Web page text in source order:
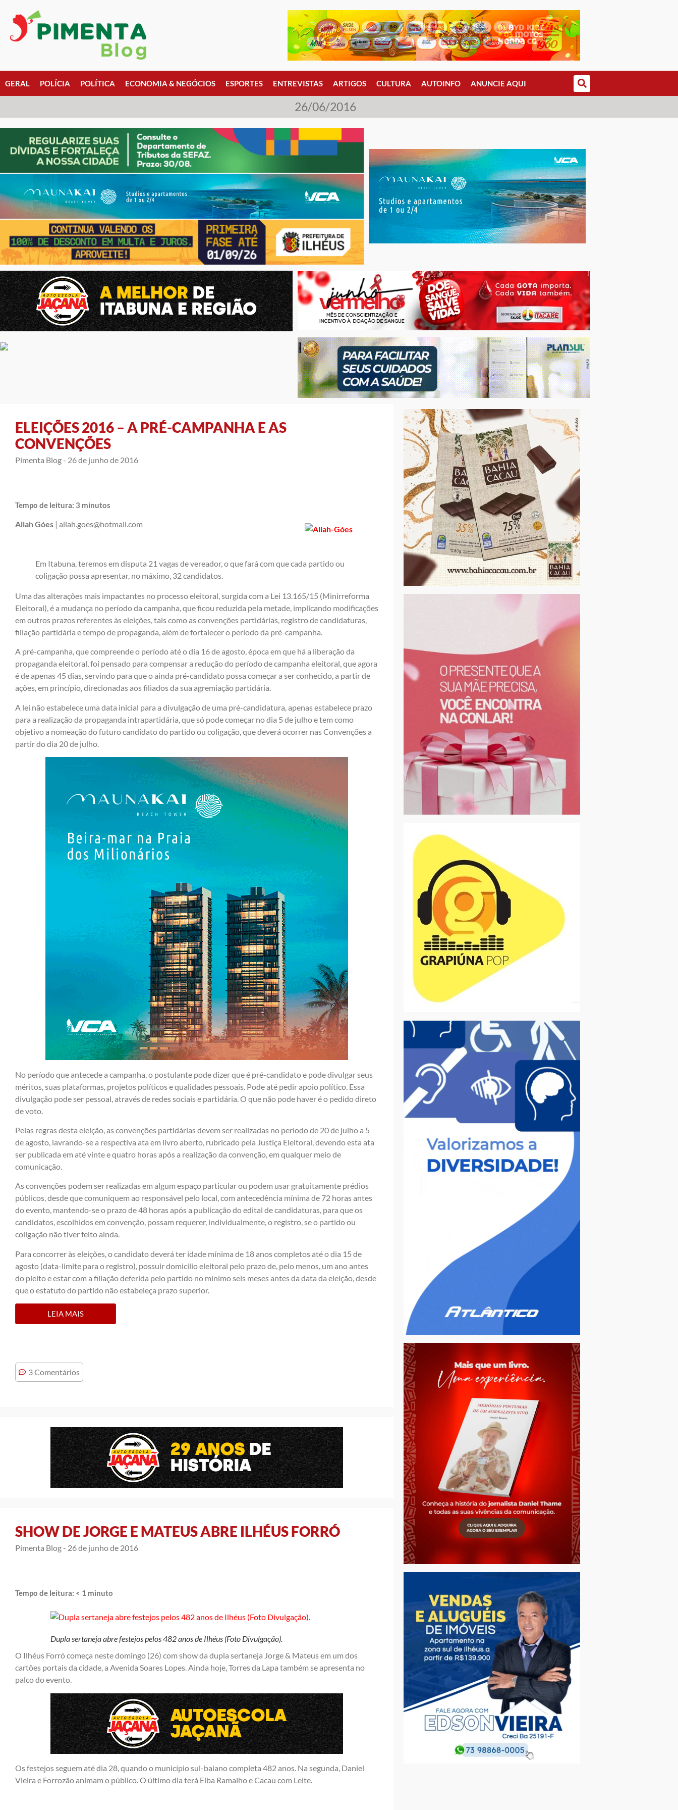
GERAL POLÍCIA POLÍTICA ECONOMIA & NEGÓCIOS ESPORTES ENTREVISTAS ARTIGOS CULTURA AUTOINFO ANUNCIE AQUI
26/06/2016
ELEIÇÕES 2016 – A PRÉ-CAMPANHA E AS
CONVENÇÕES
Pimenta Blog - 26 de junho de 2016
Tempo de leitura: 3 minutos
Allah Góes | allah.goes@hotmail.com
Em Itabuna, teremos em disputa 21 vagas de vereador, o que fará com que cada partido ou
coligação possa apresentar, no máximo, 32 candidatos.
Uma das alterações mais impactantes no processo eleitoral, surgida com a Lei 13.165/15 (Minirreforma
Eleitoral), é a mudança no período da campanha, que ficou reduzida pela metade, implicando modificações
em outros prazos referentes às eleições, tais como as convenções partidárias, registro de candidaturas,
filiação partidária e tempo de propaganda, além de fortalecer o período da pré-campanha.
A pré-campanha, que compreende o período até o dia 16 de agosto, época em que há a liberação da
propaganda eleitoral, foi pensado para compensar a redução do período de campanha eleitoral, que agora
é de apenas 45 dias, servindo para que o ainda pré-candidato possa começar a ser conhecido, a partir de
ações, em princípio, direcionadas aos filiados da sua agremiação partidária.
A lei não estabelece uma data inicial para a divulgação de uma pré-candidatura, apenas estabelece prazo
para a realização da propaganda intrapartidária, que só pode começar no dia 5 de julho e tem como
objetivo a nomeação do futuro candidato do partido ou coligação, que deverá ocorrer nas Convenções a
partir do dia 20 de julho.
No período que antecede a campanha, o postulante pode dizer que é pré-candidato e pode divulgar seus
méritos, suas plataformas, projetos políticos e qualidades pessoais. Pode até pedir apoio político. Essa
divulgação pode ser pessoal, através de redes sociais e partidária. O que não pode haver é o pedido direto
de voto.
Pelas regras desta eleição, as convenções partidárias devem ser realizadas no período de 20 de julho a 5
de agosto, lavrando-se a respectiva ata em livro aberto, rubricado pela Justiça Eleitoral, devendo esta ata
ser publicada em até vinte e quatro horas após a realização da convenção, em qualquer meio de
comunicação.
As convenções podem ser realizadas em algum espaço particular ou podem usar gratuitamente prédios
públicos, desde que comuniquem ao responsável pelo local, com antecedência mínima de 72 horas antes
do evento, mantendo-se o prazo de 48 horas após a publicação do edital de candidaturas, para que os
candidatos, escolhidos em convenção, possam requerer, individualmente, o registro, se o partido ou
coligação não tiver feito ainda.
Para concorrer às eleições, o candidato deverá ter idade mínima de 18 anos completos até o dia 15 de
agosto (data-limite para o registro), possuir domicílio eleitoral pelo prazo de, pelo menos, um ano antes
do pleito e estar com a filiação deferida pelo partido no mínimo seis meses antes da data da eleição, desde
que o estatuto do partido não estabeleça prazo superior.
LEIA MAIS
3 Comentários
SHOW DE JORGE E MATEUS ABRE ILHÉUS FORRÓ
Pimenta Blog - 26 de junho de 2016
Tempo de leitura: < 1 minuto
Dupla sertaneja abre festejos pelos 482 anos de Ilhéus (Foto Divulgação).
O Ilhéus Forró começa neste domingo (26) com show da dupla sertaneja Jorge & Mateus em um dos
cartões portais da cidade, a Avenida Soares Lopes. Ainda hoje, Torres da Lapa também se apresenta no
palco do evento.
Os festejos seguem até dia 28, quando o município sul-baiano completa 482 anos. Na segunda, Daniel
Vieira e Forrozão animam o público. O último dia terá Elba Ramalho e Cacau com Leite.